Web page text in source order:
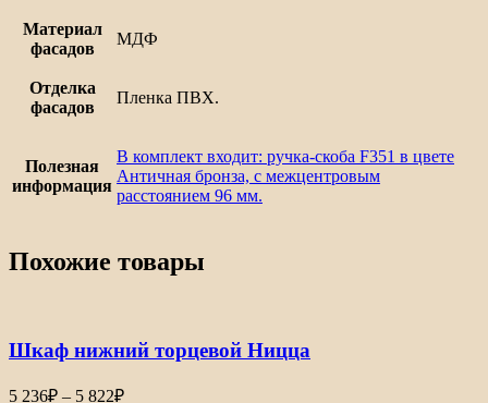
Материал
фасадов
МДФ
Отделка
фасадов
Пленка ПВХ.
Полезная
информация
В комплект входит: ручка-скоба F351 в цвете
Античная бронза, с межцентровым
расстоянием 96 мм.
Похожие товары
Шкаф нижний торцевой Ницца
5 236₽ – 5 822₽Диапазон